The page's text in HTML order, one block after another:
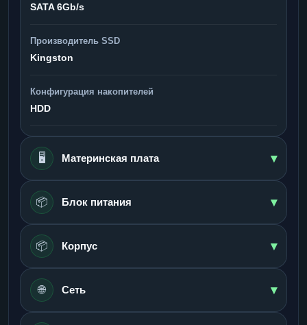
SATA 6Gb/s
Производитель SSD
Kingston
Конфигурация накопителей
HDD
🖥️ Материнская плата ▾
📦 Блок питания ▾
📦 Корпус ▾
🌐 Сеть ▾